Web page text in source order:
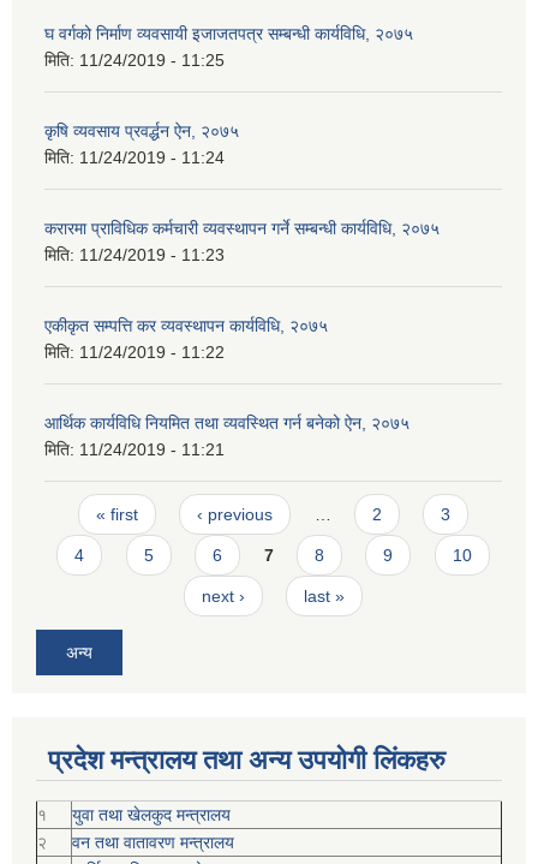
घ वर्गको निर्माण व्यवसायी इजाजतपत्र सम्बन्धी कार्यविधि, २०७५
मिति: 11/24/2019 - 11:25
कृषि व्यवसाय प्रवर्द्धन ऐन, २०७५
मिति: 11/24/2019 - 11:24
करारमा प्राविधिक कर्मचारी व्यवस्थापन गर्ने सम्बन्धी कार्यविधि, २०७५
मिति: 11/24/2019 - 11:23
एकीकृत सम्पत्ति कर व्यवस्थापन कार्यविधि, २०७५
मिति: 11/24/2019 - 11:22
आर्थिक कार्यविधि नियमित तथा व्यवस्थित गर्न बनेको ऐन, २०७५
मिति: 11/24/2019 - 11:21
Pages
« first ‹ previous … 2 3
4 5 6 7 8 9 10
next › last »
अन्य
प्रदेश मन्त्रालय तथा अन्य उपयोगी लिंकहरु
१
युवा तथा खेलकुद मन्त्रालय
२
वन तथा वातावरण मन्त्रालय